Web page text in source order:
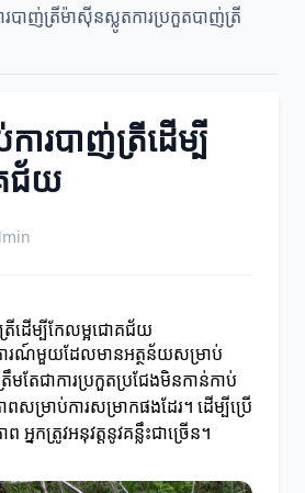
របាញ់ត្រីម៉ាស៊ីនស្លូតការប្រកួតបាញ់ត្រី
ការបាញ់ត្រីដើម្បី
ជ័យ
រីដើម្បីកែលម្អជោគជ័យ
ការណ៍មួយដែលមានអត្ថន័យសម្រាប់
មតែជាការប្រកួតប្រជែងមិនកាន់កាប់
ាពសម្រាប់ការសម្រាកផងដែរ។ ដើម្បីប្រើ
អ្នកត្រូវអនុវត្តនូវគន្លឹះជាច្រើន។